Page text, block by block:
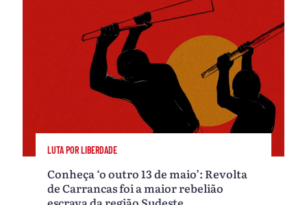
LUTA POR LIBERDADE
Conheça ‘o outro 13 de maio’: Revolta
de Carrancas foi a maior rebelião